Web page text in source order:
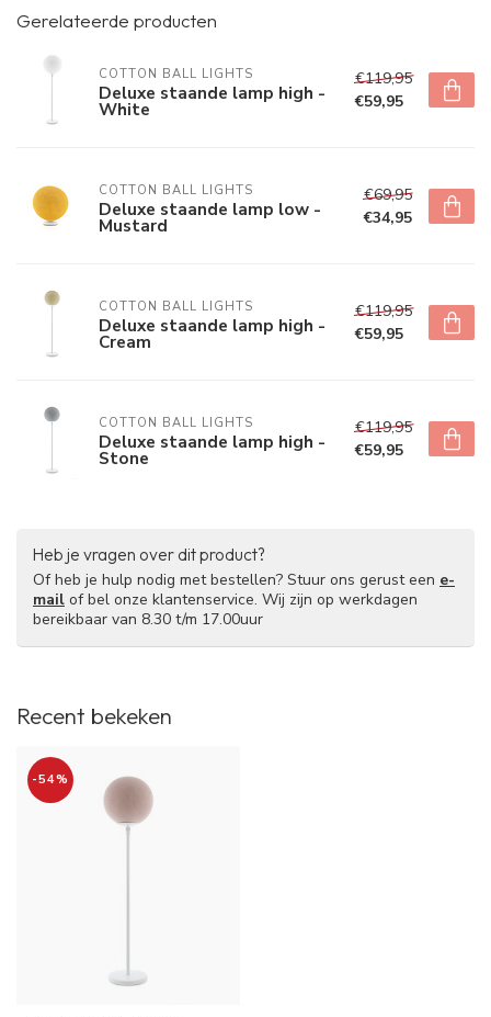
Gerelateerde producten
COTTON BALL LIGHTS
Deluxe staande lamp high -
White
€119,95
€59,95
COTTON BALL LIGHTS
Deluxe staande lamp low -
Mustard
€69,95
€34,95
COTTON BALL LIGHTS
Deluxe staande lamp high -
Cream
€119,95
€59,95
COTTON BALL LIGHTS
Deluxe staande lamp high -
Stone
€119,95
€59,95
Heb je vragen over dit product?
Of heb je hulp nodig met bestellen? Stuur ons gerust een e-
mail of bel onze klantenservice. Wij zijn op werkdagen
bereikbaar van 8.30 t/m 17.00uur
Recent bekeken
-54%